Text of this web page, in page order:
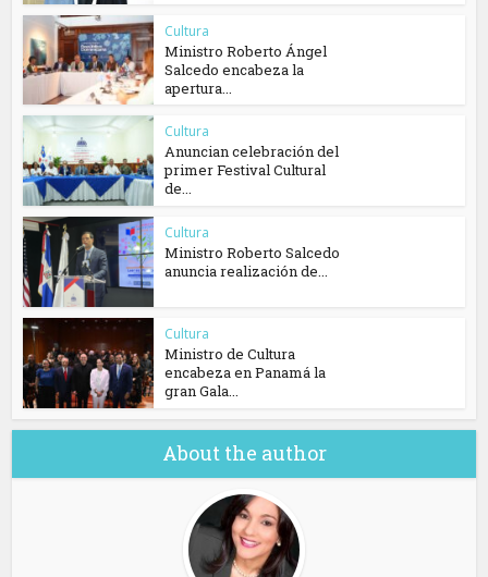
Cultura
Ministro Roberto Ángel
Salcedo encabeza la
apertura...
Cultura
Anuncian celebración del
primer Festival Cultural
de...
Cultura
Ministro Roberto Salcedo
anuncia realización de...
Cultura
Ministro de Cultura
encabeza en Panamá la
gran Gala...
About the author